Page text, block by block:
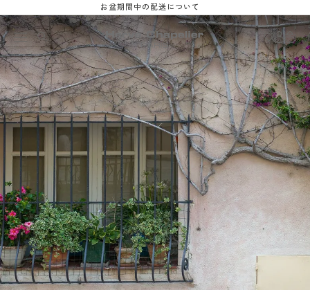
directamente
al contenido
お盆期間中の配送について
Iniciar
sesión
Carrito
ALL sí